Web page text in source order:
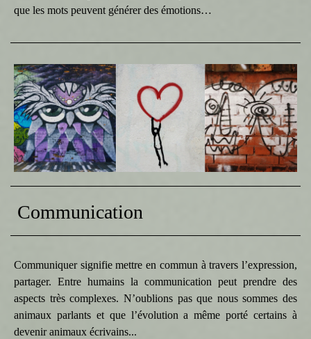
que les mots peuvent générer des émotions…
Communication
Communiquer signifie mettre en commun à travers l’expression,
partager. Entre humains la communication peut prendre des
aspects très complexes. N’oublions pas que nous sommes des
animaux parlants et que l’évolution a même porté certains à
devenir animaux écrivains...